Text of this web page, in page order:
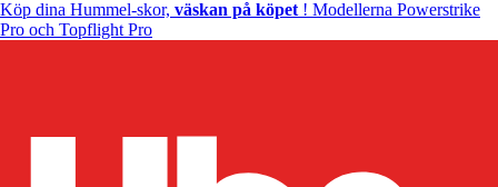
Köp dina Hummel-skor, väskan på köpet ! Modellerna Powerstrike
Pro och Topflight Pro